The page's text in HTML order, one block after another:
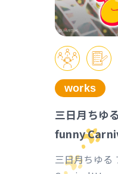
works
三日月ちゆ
funny
三日月ちゆる